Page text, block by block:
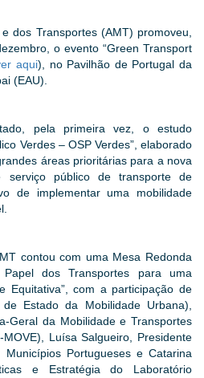
dos Transportes (AMT) promoveu,
o evento “Green Transport
aqui), no Pavilhão de Portugal da
(EAU).
pela primeira vez, o estudo
Verdes – OSP Verdes”, elaborado
áreas prioritárias para a nova
serviço público de transporte de
de implementar uma mobilidade
contou com uma Mesa Redonda
dos Transportes para uma
Equitativa”, com a participação de
Estado da Mobilidade Urbana),
Geral da Mobilidade e Transportes
Luísa Salgueiro, Presidente
Portugueses e Catarina
e Estratégia do Laboratório